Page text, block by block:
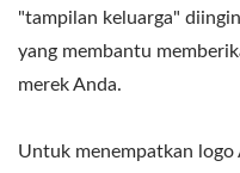
"tampilan keluarga"
yang membantu
merek Anda.
Untuk menempatkan